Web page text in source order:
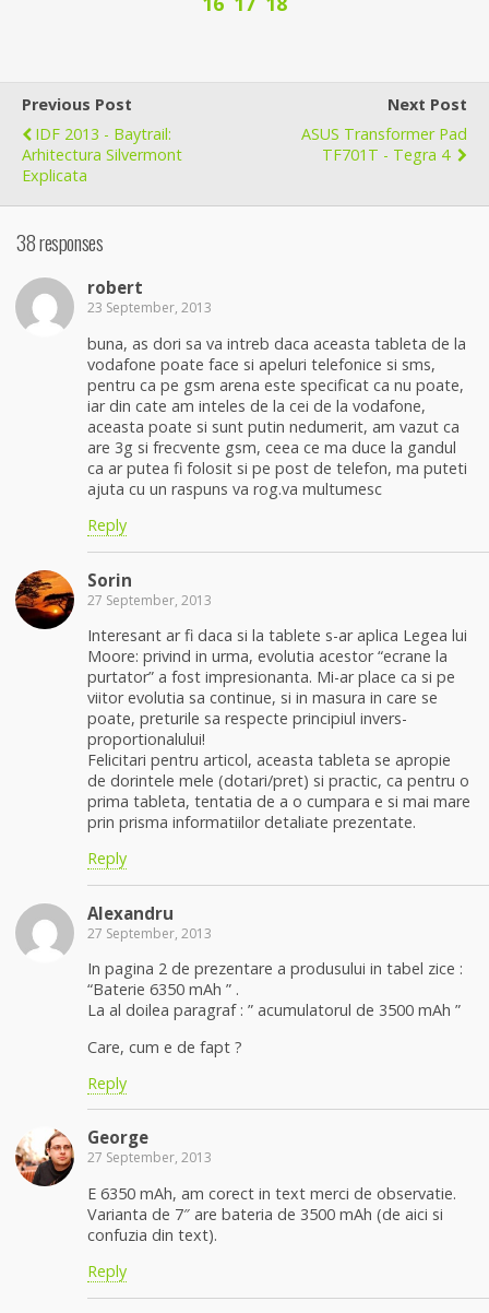
Previous Post
IDF 2013 - Baytrail:
Arhitectura Silvermont
Explicata
Next Post
ASUS Transformer Pad
TF701T - Tegra 4
38 responses
robert
23 September, 2013
buna, as dori sa va intreb daca aceasta tableta de la
vodafone poate face si apeluri telefonice si sms,
pentru ca pe gsm arena este specificat ca nu poate,
iar din cate am inteles de la cei de la vodafone,
aceasta poate si sunt putin nedumerit, am vazut ca
are 3g si frecvente gsm, ceea ce ma duce la gandul
ca ar putea fi folosit si pe post de telefon, ma puteti
ajuta cu un raspuns va rog.va multumesc
Reply
Sorin
27 September, 2013
Interesant ar fi daca si la tablete s-ar aplica Legea lui
Moore: privind in urma, evolutia acestor “ecrane la
purtator” a fost impresionanta. Mi-ar place ca si pe
viitor evolutia sa continue, si in masura in care se
poate, preturile sa respecte principiul invers-
proportionalului!
Felicitari pentru articol, aceasta tableta se apropie
de dorintele mele (dotari/pret) si practic, ca pentru o
prima tableta, tentatia de a o cumpara e si mai mare
prin prisma informatiilor detaliate prezentate.
Reply
Alexandru
27 September, 2013
In pagina 2 de prezentare a produsului in tabel zice :
“Baterie 6350 mAh ” .
La al doilea paragraf : ” acumulatorul de 3500 mAh ”
Care, cum e de fapt ?
Reply
George
27 September, 2013
E 6350 mAh, am corect in text merci de observatie.
Varianta de 7″ are bateria de 3500 mAh (de aici si
confuzia din text).
Reply